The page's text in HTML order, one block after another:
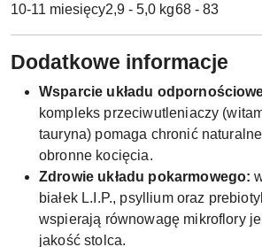
10-11 miesięcy2,9 - 5,0 kg68 - 83
Dodatkowe informacje
Wsparcie układu
kompleks przeciwutleniaczy
tauryna) pomaga chronić
obronne kocięcia.
Zdrowie układu pokarmowego:
białek L.I.P., psyllium oraz
wspierają równowagę mikroflory
jakość stolca.